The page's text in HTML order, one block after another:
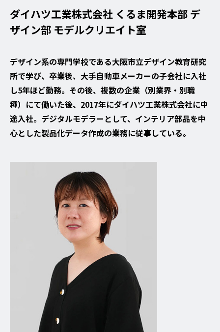
ダイハツ工業株式会社 くるま開発本部 デ
ザイン部 モデルクリエイト室
デザイン系の専門学校である大阪市立デザイン教育研究
所で学び、卒業後、大手自動車メーカーの子会社に入社
し5年ほど勤務。その後、複数の企業（別業界・別職
種）にて働いた後、2017年にダイハツ工業株式会社に中
途入社。デジタルモデラーとして、インテリア部品を中
心とした製品化データ作成の業務に従事している。